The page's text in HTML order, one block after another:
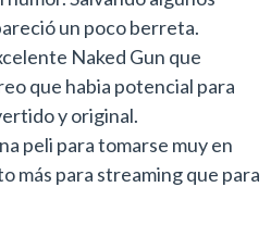
previas, pero en mi caso
de La pistola desnuda con
creativa y representó
de parodias.
y te genera
un poco berreta.
Naked Gun que
que habia potencial para
y original.
peli para tomarse muy en
más para streaming que para